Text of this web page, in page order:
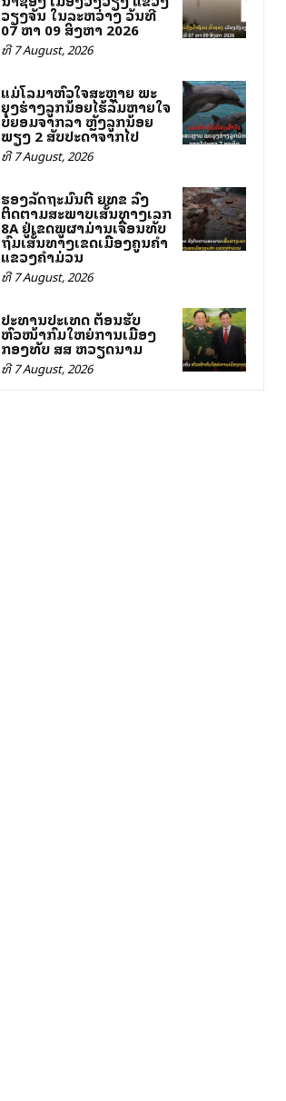
ວຽງຈັນ ໃນລະຫວ່າງ ວັນທີ
07 ຫາ 09 ສິງຫາ 2026
ທີ 7 August, 2026
ແມ່ໂລມາຫົວໃຈສະຫຼາຍ ພະ
ຍຸງຮ່າງລູກນ້ອຍໄຮ້ລົມຫາຍໃຈ
ບໍ່ຍອມຈາກລາ ຫຼັງລູກນ້ອຍ
ພຽງ 2 ສັບປະດາຈາກໄປ
ທີ 7 August, 2026
ຮອງລັດຖະມົນຕີ ຍທຂ ລົງ
ຕິດຕາມສະພາບເສັ້ນທາງເລກ
8A ຢູ່ເຂດພູຜາມ່ານເຈື່ອນທັບ
ຖົມເສັ້ນທາງເຂດເມືອງຄູນຄໍາ
ແຂວງຄໍາມ່ວນ
ທີ 7 August, 2026
ປະທານປະເທດ ຕ້ອນຮັບ
ຫົວໜ້າກົມໃຫຍ່ການເມືອງ
ກອງທັບ ສສ ຫວຽດນາມ
ທີ 7 August, 2026